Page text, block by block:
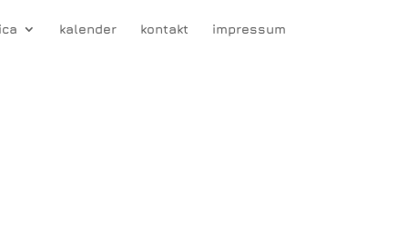
kalender kontakt impressum